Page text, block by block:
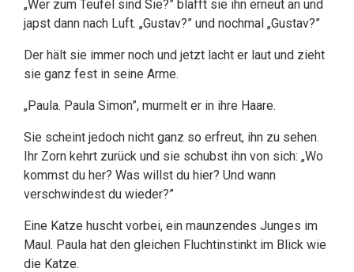
„Wer zum Teufel sind Sie?” blafft sie ihn erneut an und
japst dann nach Luft. „Gustav?” und nochmal „Gustav?”
Der hält sie immer noch und jetzt lacht er laut und zieht
sie ganz fest in seine Arme.
„Paula. Paula Simon”, murmelt er in ihre Haare.
Sie scheint jedoch nicht ganz so erfreut, ihn zu sehen.
Ihr Zorn kehrt zurück und sie schubst ihn von sich: „Wo
kommst du her? Was willst du hier? Und wann
verschwindest du wieder?”
Eine Katze huscht vorbei, ein maunzendes Junges im
Maul. Paula hat den gleichen Fluchtinstinkt im Blick wie
die Katze.